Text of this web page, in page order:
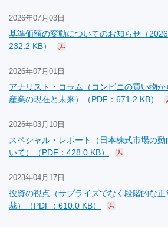
2026年07月03日
基準価額の変動についてのお知らせ（
232.2 KB）
2026年07月01日
アナリスト・コラム（コンビニの買い物
産業の現在と未来）（PDF：671.2 KB）
2026年03月10日
スペシャル・レポート（日本株式市場の
いて）（PDF：428.0 KB）
2023年04月17日
投資の視点（サプライズでなく段階的な
裁）（PDF：610.0 KB）